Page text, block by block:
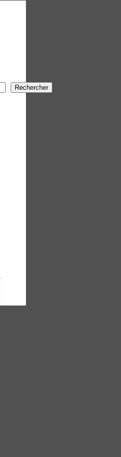
Rechercher